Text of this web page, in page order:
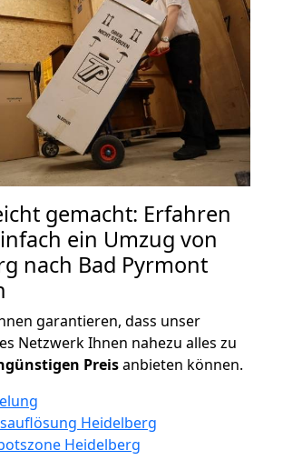
gemacht: Erfahren
ein Umzug von
nach Bad Pyrmont
garantieren, dass unser
Netzwerk Ihnen nahezu alles zu
Preisanbieten können.
Heidelberg
Heidelberg